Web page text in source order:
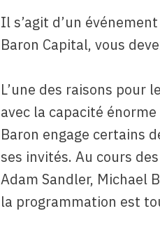
Il s’agit d’un
Baron Capital, vous
L’une des raisons pour
avec la capacité
Baron engage certains
ses invités. Au cours
Adam Sandler, Michael
la programmation est